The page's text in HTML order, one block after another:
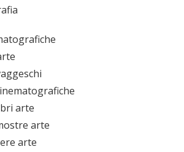
arte
arte
arte